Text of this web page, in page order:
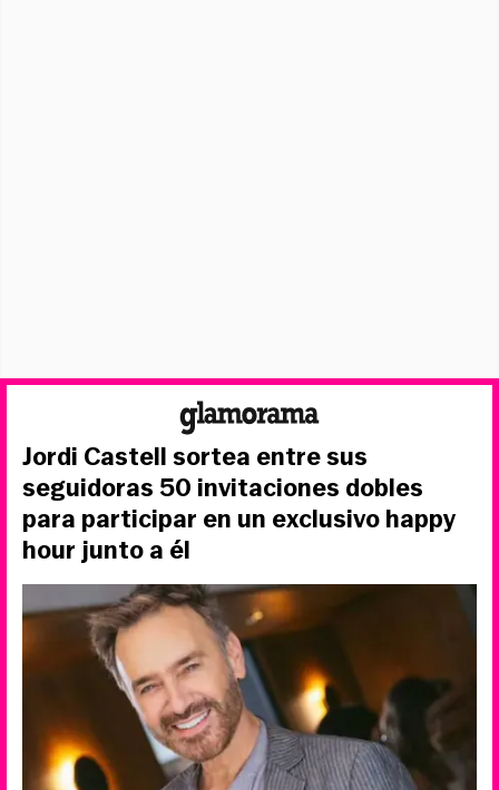
Jordi Castell sortea entre sus
seguidoras 50 invitaciones dobles
para participar en un exclusivo happy
hour junto a él